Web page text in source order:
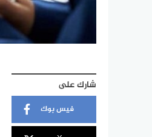
شارك على
فيس بوك